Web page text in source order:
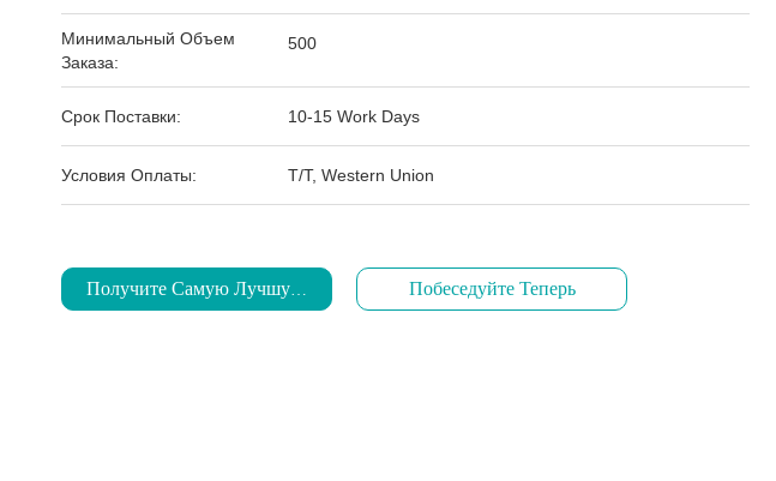
Минимальный Объем
Заказа:
500
Срок Поставки: 10-15 Work Days
Условия Оплаты: T/T, Western Union
Получите Самую Лучшую Цену Побеседуйте Теперь